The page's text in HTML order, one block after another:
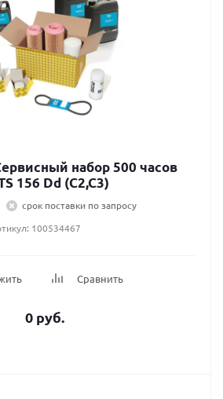
набор 500 часов
156 Dd (C2,C3)
срок поставки по запросу
100534467
Сравнить
0 руб.